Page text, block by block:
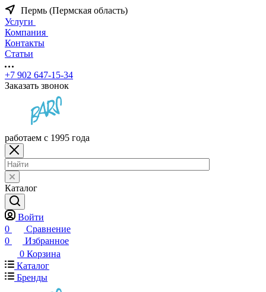
Пермь (Пермская область)
Услуги
Компания
Контакты
Статьи
+7 902 647-15-34
Заказать звонок
работаем с 1995 года
Каталог
Войти
0
Сравнение
0
Избранное
0 Корзина
Каталог
Бренды